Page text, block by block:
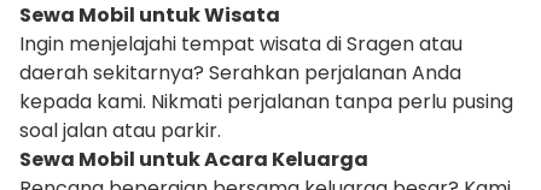
Sewa Mobil untuk Wisata
Ingin menjelajahi tempat wisata di Sragen atau
daerah sekitarnya? Serahkan perjalanan Anda
kepada kami. Nikmati perjalanan tanpa perlu pusing
soal jalan atau parkir.
Sewa Mobil untuk Acara Keluarga